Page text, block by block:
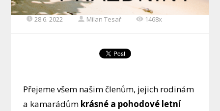
28.6. 2022 Milan Tesař 1468x
Přejeme všem našim členům, jejich rodinám
a kamarádům krásné a pohodové letní